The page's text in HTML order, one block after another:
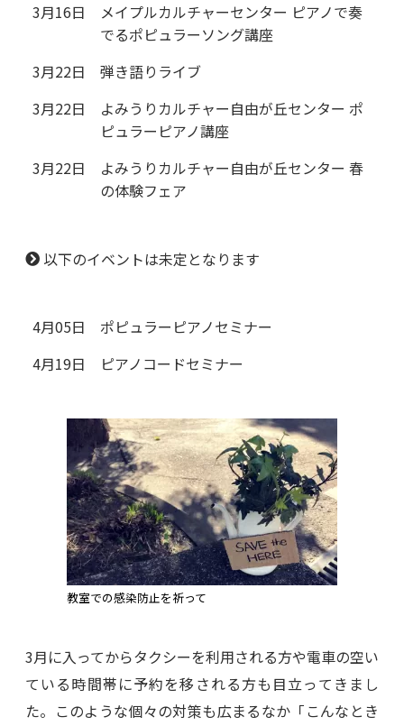
3月16日
メイプルカルチャーセンター ピアノで奏
でるポピュラーソング講座
3月22日
弾き語りライブ
3月22日
よみうりカルチャー自由が丘センター ポ
ピュラーピアノ講座
3月22日
よみうりカルチャー自由が丘センター 春
の体験フェア
以下のイベントは未定となります
4月05日
ポピュラーピアノセミナー
4月19日
ピアノコードセミナー
教室での感染防止を祈って
3月に入ってからタクシーを利用される方や電車の空い
ている時間帯に予約を移される方も目立ってきまし
た。このような個々の対策も広まるなか「こんなとき